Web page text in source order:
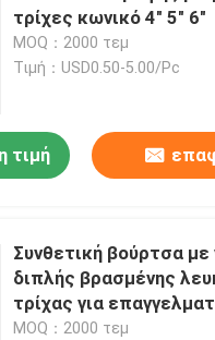
τρίχες κωνικό 4" 5" 6"
MOQ：2000 τεμ
Τιμή：USD0.50-5.00/Pc
τιμή
Συνθετική βούρτσα με
διπλής βρασμένης
τρίχας για
διακοσμητές
MOQ：2000 τεμ